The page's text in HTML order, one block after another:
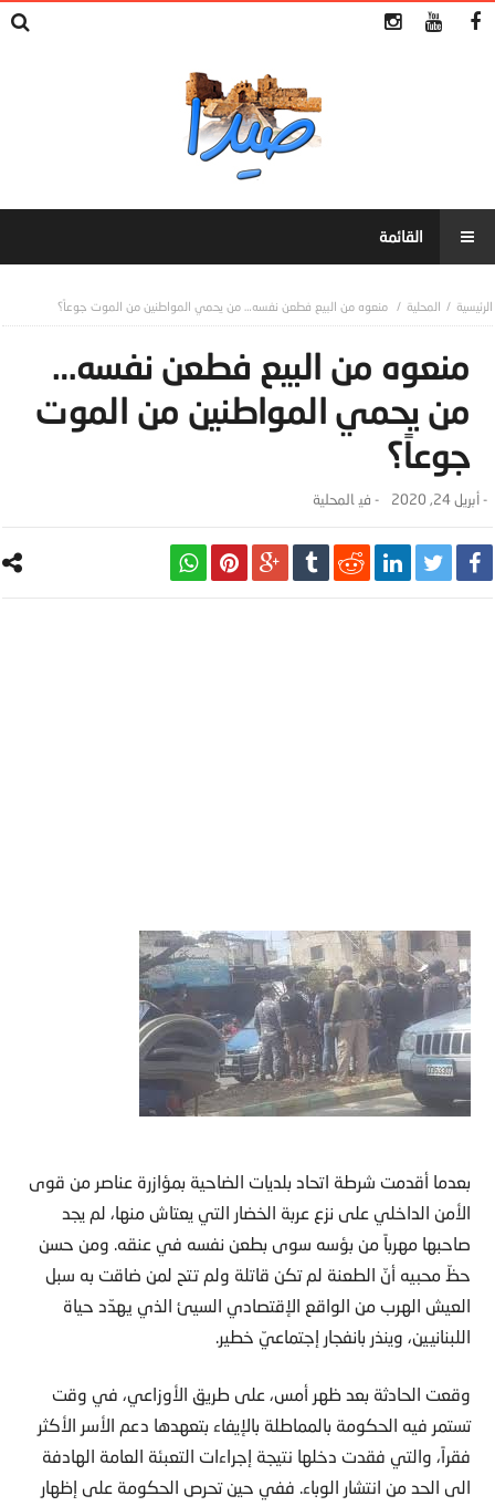
المحلية منعوه من البيع فطعن نفسه… من يحمي المواطنين من الموت جوعاً؟
منعوه من البيع فطعن نفسه…
من يحمي المواطنين من الموت
جوعاً؟
-أبريل 24, 2020 - ‎في المحلية
بعدما أقدمت شرطة اتحاد بلديات الضاحية بمؤازرة عناصر من قوى
الأمن الداخلي على نزع عربة الخضار التي يعتاش منها، لم يجد
صاحبها مهرباً من بؤسه سوى بطعن نفسه في عنقه. ومن حسن
حظّ محبيه أنّ الطعنة لم تكن قاتلة ولم تتح لمن ضاقت به سبل
العيش الهرب من الواقع الإقتصادي السيئ الذي يهدّد حياة
اللبنانيين، وينذر بانفجار إجتماعيّ خطير.
وقعت الحادثة بعد ظهر أمس، على طريق الأوزاعي، في وقت
تستمر فيه الحكومة بالمماطلة بالإيفاء بتعهدها دعم الأسر الأكثر
فقراً، والتي فقدت دخلها نتيجة إجراءات التعبئة العامة الهادفة
الى الحد من انتشار الوباء. ففي حين تحرص الحكومة على إظهار